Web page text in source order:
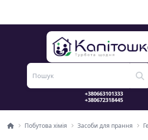
Побутова хімія Засоби для прання